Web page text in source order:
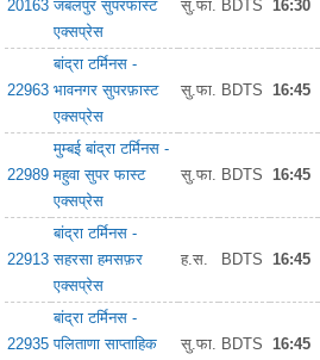
20163 जबलपुर सुपरफास्ट
एक्सप्रेस
सु.फा. BDTS 16:30
22963
बांद्रा टर्मिनस -
भावनगर सुपरफ़ास्ट
एक्सप्रेस
सु.फा. BDTS 16:45
22989
मुम्बई बांद्रा टर्मिनस -
महुवा सुपर फास्ट
एक्सप्रेस
सु.फा. BDTS 16:45
22913
बांद्रा टर्मिनस -
सहरसा हमसफ़र
एक्सप्रेस
ह.स. BDTS 16:45
22935
बांद्रा टर्मिनस -
पलिताणा साप्ताहिक
सु.फा. BDTS 16:45